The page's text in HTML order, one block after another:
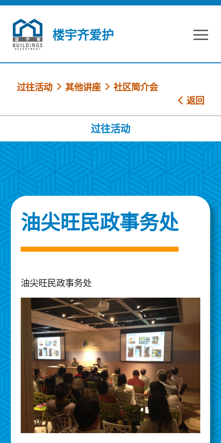
跳到内容
楼宇齐爱护
过往活动 其他讲座
社区简介会
返回
过往活动
油尖旺民政事务处
油尖旺民政事务处